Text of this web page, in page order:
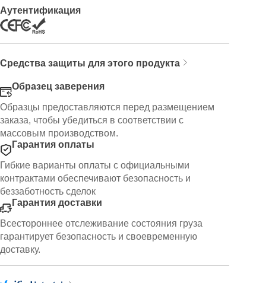
Аутентификация
Средства защиты для этого продукта
Образец заверения
Образцы предоставляются перед размещением
заказа, чтобы убедиться в соответствии с
массовым производством.
Гарантия оплаты
Гибкие варианты оплаты с официальными
контрактами обеспечивают безопасность и
беззаботность сделок
Гарантия доставки
Всестороннее отслеживание состояния груза
гарантирует безопасность и своевременную
доставку.